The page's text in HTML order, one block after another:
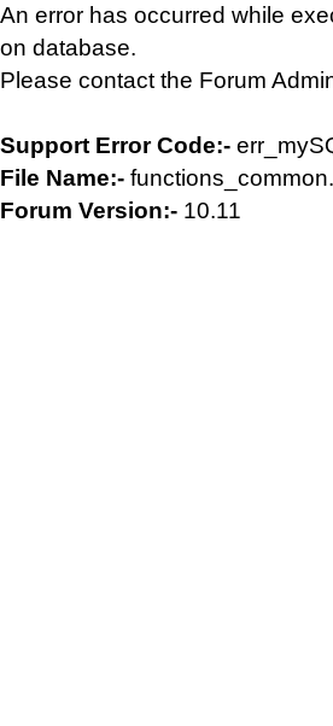
An error has occurred while
on database.
Please contact the Forum
Support Error Code:-
File Name:-
Forum Version:- 10.11